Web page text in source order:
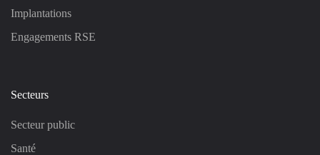
Implantations
Engagements RSE
Secteurs
Secteur public
Santé